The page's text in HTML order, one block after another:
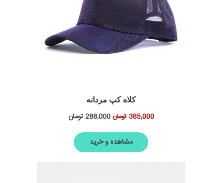
کلاه کپ مردانه
385,000تومان288,000تومان
مشاهده و خرید